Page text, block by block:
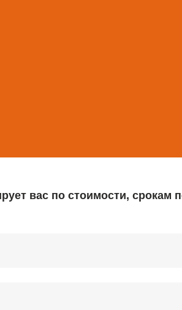
вас по стоимости,